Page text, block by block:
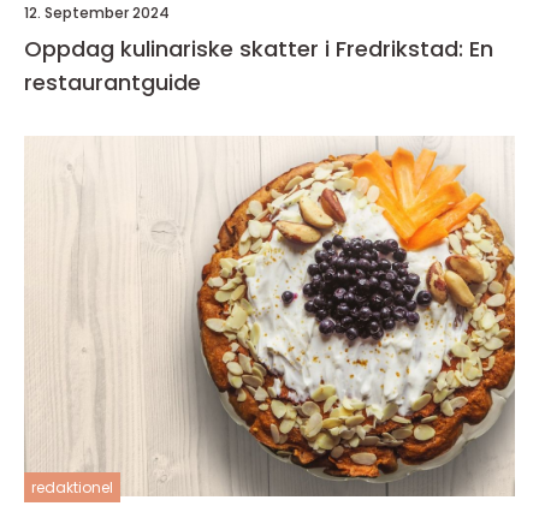
12. September 2024
Oppdag kulinariske skatter i Fredrikstad: En
restaurantguide
redaktionel